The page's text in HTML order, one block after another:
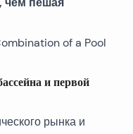
и первой
рынка и